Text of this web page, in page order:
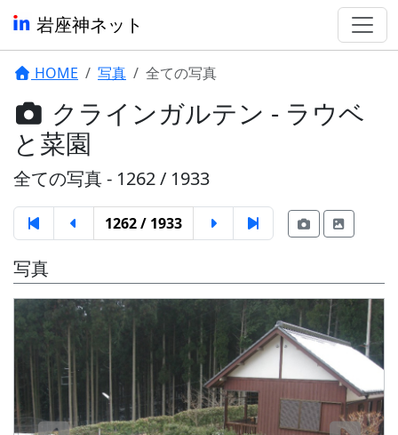
岩座神ネット
HOME 写真 全ての写真
クラインガルテン - ラウベ
と菜園
全ての写真 - 1262 / 1933
1262 / 1933
写真